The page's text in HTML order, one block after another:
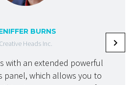
BURNS
Creative Heads Inc.
with an extended powerful
panel, which allows you to